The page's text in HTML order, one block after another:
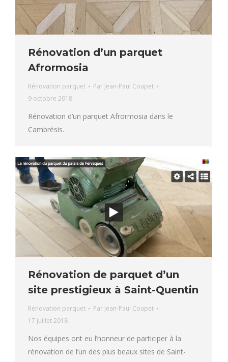
Rénovation d’un parquet
Afrormosia
Rénovation parquet Par Jean-Paul Coupet
9 octobre 2018
Rénovation d’un parquet Afrormosia dans le
Cambrésis.
Rénovation de parquet d’un
site prestigieux à Saint-Quentin
Rénovation parquet Par Jean-Paul Coupet
17 juillet 2018
Nos équipes ont eu l’honneur de participer à la
rénovation de l’un des plus beaux sites de Saint-